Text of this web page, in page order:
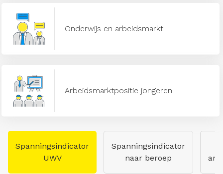
Onderwijs en arbeidsmarkt
Arbeidsmarktpositie jongeren
Spanningsindicator
UWV
Spanningsindicator
naar beroep